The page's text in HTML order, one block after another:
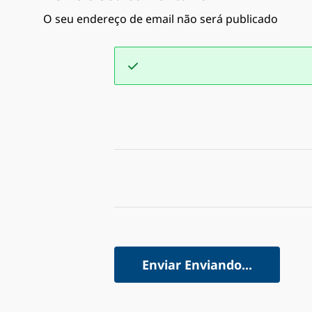
O seu endereço de email não será publicado
Enviar Enviando...